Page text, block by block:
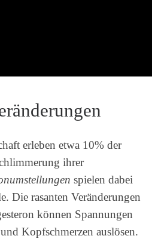
erleben etwa 10% der
ihrer
spielen dabei
Die rasanten Veränderungen
können Spannungen
Kopfschmerzen auslösen.